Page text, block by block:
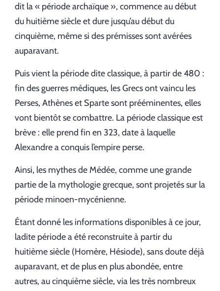
dit la « période archaïque », commence au début
du huitième siècle et dure jusqu’au début du
cinquième, même si des prémisses sont avérées
auparavant.
Puis vient la période dite classique, à partir de 480 :
fin des guerres médiques, les Grecs ont vaincu les
Perses, Athènes et Sparte sont prééminentes, elles
vont bientôt se combattre. La période classique est
brève : elle prend fin en 323, date à laquelle
Alexandre a conquis l’empire perse.
Ainsi, les mythes de Médée, comme une grande
partie de la mythologie grecque, sont projetés sur la
période minoen-mycénienne.
Étant donné les informations disponibles à ce jour,
ladite période a été reconstruite à partir du
huitième siècle (Homère, Hésiode), sans doute déjà
auparavant, et de plus en plus abondée, entre
autres, au cinquième siècle, via les très nombreux